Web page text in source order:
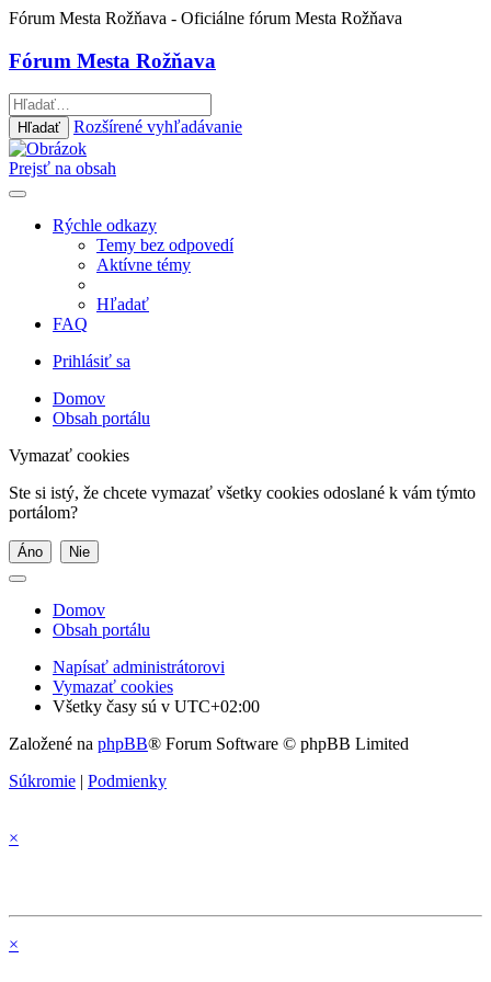
Fórum Mesta Rožňava - Oficiálne fórum Mesta Rožňava
Fórum Mesta Rožňava
Hľadať Rozšírené vyhľadávanie
Prejsť na obsah
Rýchle odkazy
Temy bez odpovedí
Aktívne témy
Hľadať
FAQ
Prihlásiť sa
Domov
Obsah portálu
Vymazať cookies
Ste si istý, že chcete vymazať všetky cookies odoslané k vám týmto
portálom?
Domov
Obsah portálu
Napísať administrátorovi
Vymazať cookies
Všetky časy sú v UTC+02:00
Založené na phpBB® Forum Software © phpBB Limited
Súkromie | Podmienky
×
×